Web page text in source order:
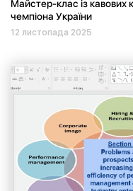
Майстер-клас із кавових
чемпіона України
12 листопада 2025